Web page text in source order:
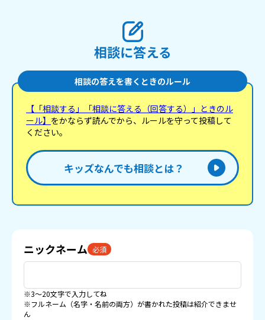
相談に答える
相談の答えを書くときのルール
【「相談する」「相談に答える（回答する）」ときのル
ール】 をかならず読んでから、ルールを守って投稿して
ください。
キッズなんでも相談とは？
ニックネーム 必須
※3〜20文字で入力してね
※フルネーム（名字・名前の両方）が書かれた投稿は紹介できませ
ん